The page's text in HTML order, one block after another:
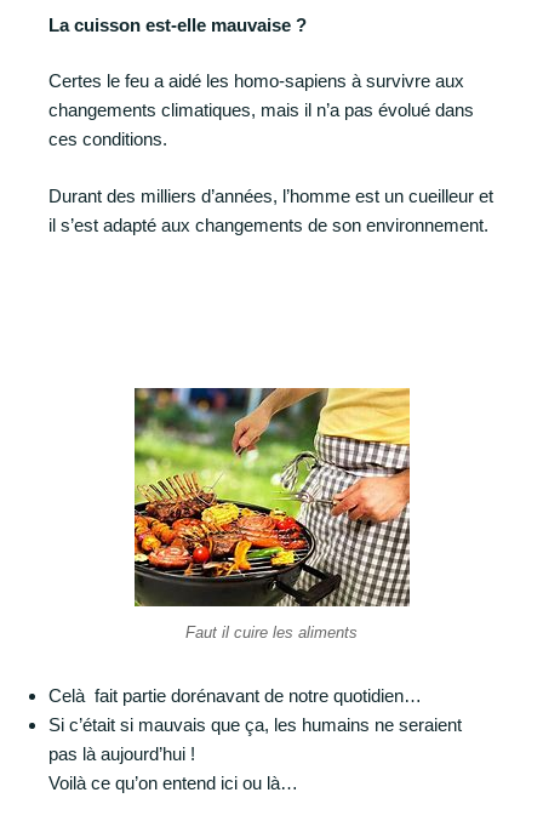
La cuisson est-elle mauvaise ?
Certes le feu a aidé les homo-sapiens à survivre aux
changements climatiques, mais il n’a pas évolué dans
ces conditions.
Durant des milliers d’années, l’homme est un cueilleur et
il s’est adapté aux changements de son environnement.
Faut il cuire les aliments
Celà fait partie dorénavant de notre quotidien…
Si c’était si mauvais que ça, les humains ne seraient
pas là aujourd’hui !
Voilà ce qu’on entend ici ou là…